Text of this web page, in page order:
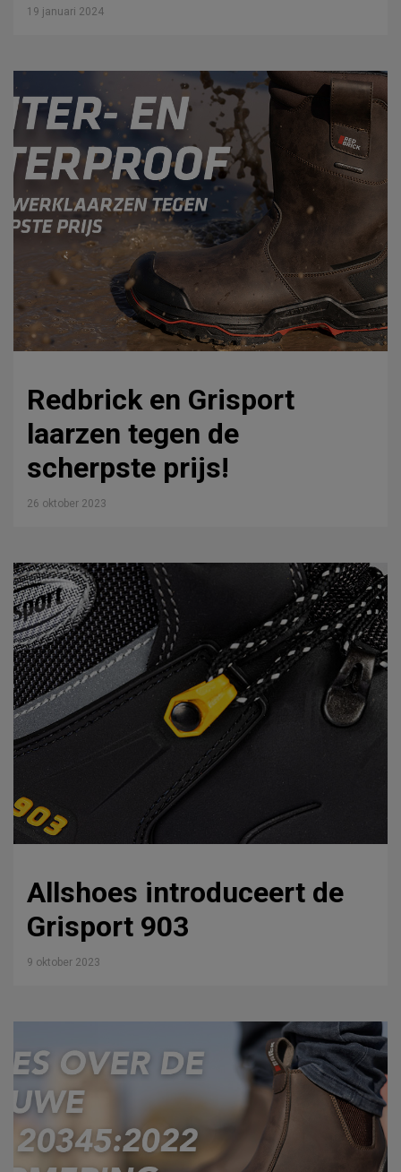
19 januari 2024
Redbrick en Grisport
laarzen tegen de
scherpste prijs!
26 oktober 2023
Allshoes introduceert de
Grisport 903
9 oktober 2023